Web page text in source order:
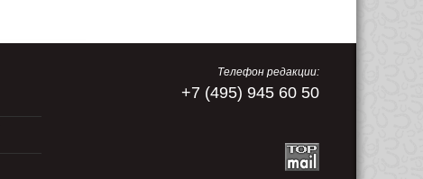
Телефон редакции:
+7 (495) 945 60 50